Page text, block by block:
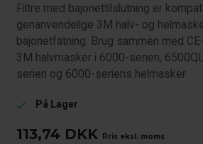
Filtre med bajonettilslutning er
genanvendelige 3M halv- og
bajonetfatning. Brug sammen med
3M halvmasker i 6000-serien,
serien og 6000-seriens helmasker
check På Lager
113,74 DKK Pris eksl. moms